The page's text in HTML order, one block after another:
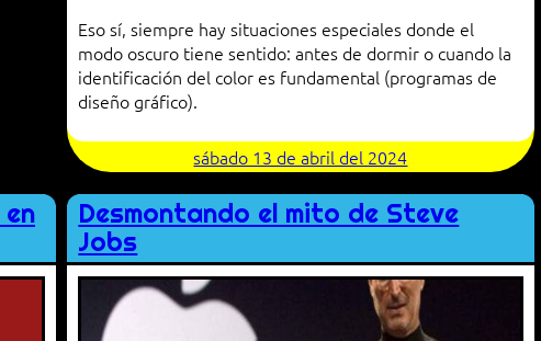
Eso sí, siempre hay situaciones especiales donde el
modo oscuro tiene sentido: antes de dormir o cuando la
identificación del color es fundamental (programas de
diseño gráfico).
sábado 13 de abril del 2024
Desmontando el mito de Steve
Jobs